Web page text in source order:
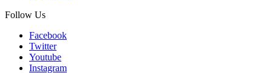
Follow Us
Facebook
Twitter
Youtube
Instagram